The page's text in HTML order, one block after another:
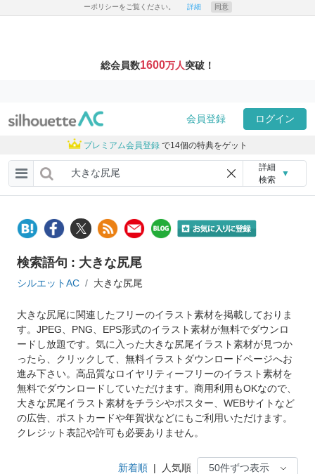
ーポリシーをご覧ください。 詳細 同意
総会員数1600万人突破！
会員登録 ログイン
プレミアム会員登録 で14個の特典をゲット
詳細
検索
▼
検索語句 : 大きな尻尾
シルエットAC 大きな尻尾
大きな尻尾に関連したフリーのイラスト素材を掲載しておりま
す。JPEG、PNG、EPS形式のイラスト素材が無料でダウンロ
ードし放題です。気に入った大きな尻尾イラスト素材が見つか
ったら、クリックして、無料イラストダウンロードページへお
進み下さい。高品質なロイヤリティーフリーのイラスト素材を
無料でダウンロードしていただけます。商用利用もOKなので、
大きな尻尾イラスト素材をチラシやポスター、WEBサイトなど
の広告、ポストカードや年賀状などにもご利用いただけます。
クレジット表記や許可も必要ありません。
新着順 | 人気順